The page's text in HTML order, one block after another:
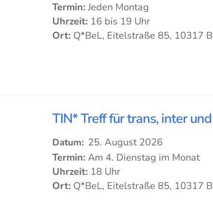
Termin: Jeden Montag
Uhrzeit: 16 bis 19 Uhr
Ort: Q*BeL, Eitelstraße 85, 10317
TIN* Treff für trans, inter
Datum: 25. August 2026
Termin: Am 4. Dienstag im Monat
Uhrzeit: 18 Uhr
Ort: Q*BeL, Eitelstraße 85, 10317